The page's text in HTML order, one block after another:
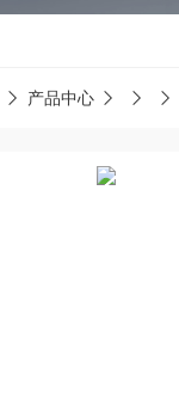
产品中心